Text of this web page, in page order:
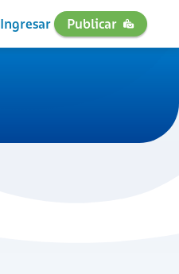
Ingresar Publicar